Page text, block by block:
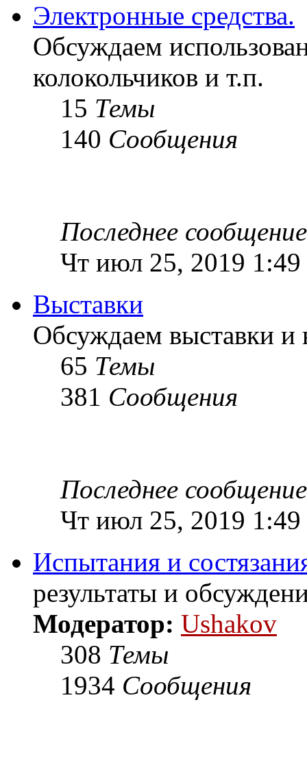
Электронные средства.
Обсуждаем
колокольчиков и т.п.
15 Темы
140 Сообщения
Последнее сообщение
Чт июл 25, 2019 1:49
Выставки
Обсуждаем выставки и
65 Темы
381 Сообщения
Последнее сообщение
Чт июл 25, 2019 1:49
Испытания и
результаты и
Модератор: Ushakov
308 Темы
1934 Сообщения